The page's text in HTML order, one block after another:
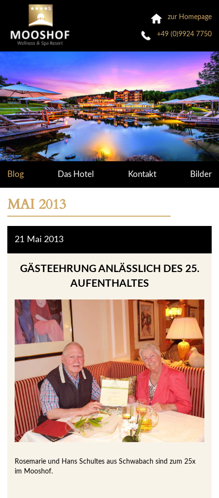
zur Homepage
+49 (0)9924 7750
Blog Das Hotel Kontakt Bilder
MAI 2013
2013
21 Mai
GÄSTEEHRUNG ANLÄSSLICH DES 25. A
UFENTHALTES
Rosemarie und Hans Schultes aus Schwabach sind zum 25x
im Mooshof.